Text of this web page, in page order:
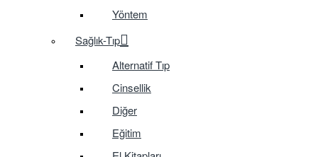
Yöntem
Sağlık-Tıp
Alternatif Tıp
Cinsellik
Diğer
Eğitim